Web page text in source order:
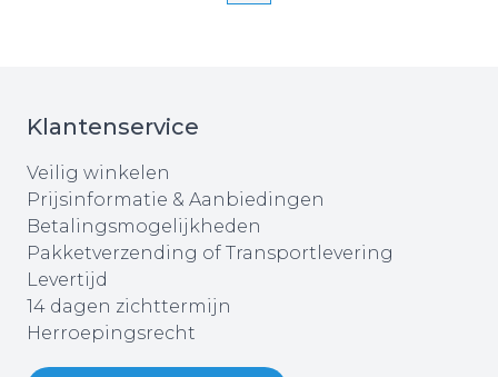
Klantenservice
Veilig winkelen
Prijsinformatie & Aanbiedingen
Betalingsmogelijkheden
Pakketverzending of Transportlevering
Levertijd
14 dagen zichttermijn
Herroepingsrecht